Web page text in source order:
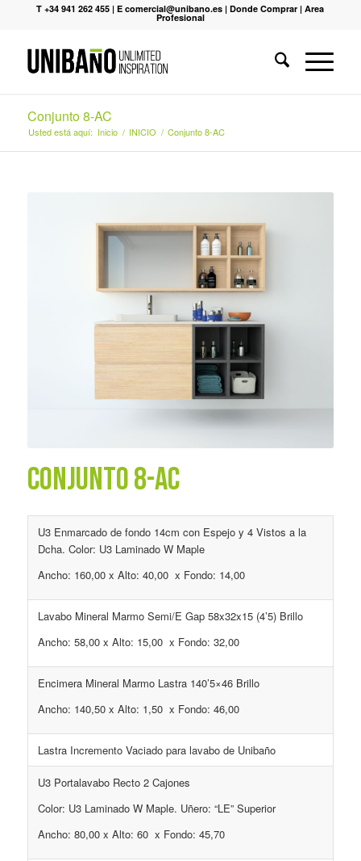
T +34 941 262 455 |E comercial@unibano.es |Donde Comprar |Area
Profesional
Conjunto 8-AC
Usted está aquí: Inicio / INICIO / Conjunto 8-AC
CONJUNTO 8-AC
U3 Enmarcado de fondo 14cm con Espejo y 4 Vistos a la
Dcha. Color: U3 Laminado W Maple
Ancho: 160,00 x Alto: 40,00 x Fondo: 14,00
Lavabo Mineral Marmo Semi/E Gap 58x32x15 (4’5) Brillo
Ancho: 58,00 x Alto: 15,00 x Fondo: 32,00
Encimera Mineral Marmo Lastra 140’5×46 Brillo
Ancho: 140,50 x Alto: 1,50 x Fondo: 46,00
Lastra Incremento Vaciado para lavabo de Unibaño
U3 Portalavabo Recto 2 Cajones
Color: U3 Laminado W Maple. Uñero: “LE” Superior
Ancho: 80,00 x Alto: 60 x Fondo: 45,70